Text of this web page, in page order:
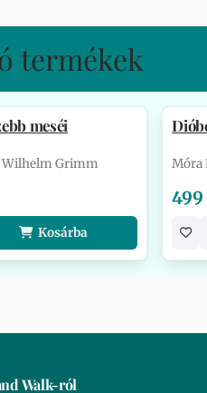
termékek
meséi
Wilhelm Grimm
Kosárba
Móra
Walk-ról